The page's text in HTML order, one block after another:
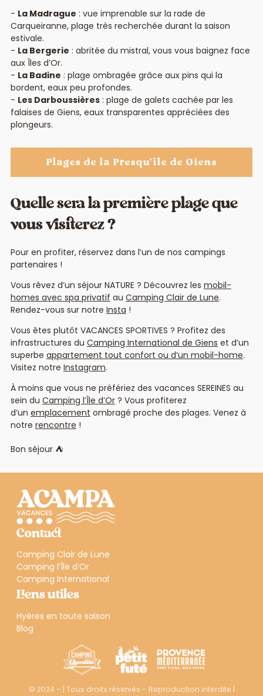
La Madrague : vue imprenable sur la rade de
Carqueiranne, plage très recherchée durant la saison
estivale.
La Bergerie : abritée du mistral, vous vous baignez face
aux Îles d’Or.
La Badine : plage ombragée grâce aux pins qui la
bordent, eaux peu profondes.
Les Darboussières: plage de galets cachée par les
falaises de Giens, eaux transparentes appréciées des
plongeurs.
Plages de la Presqu’île de Giens
Quelle sera la première plage que
vous visiterez ?
Pour en profiter, réservez dans l’un de nos campings
partenaires !
Vous rêvez d’un séjour NATURE ? Découvrez les mobil-
homes avec spa privatif au Camping Clair de Lune.
Rendez-vous sur notre Insta !
Vous êtes plutôt VACANCES SPORTIVES ? Profitez des
infrastructures du Camping International de Giens et d’un
superbe appartement tout confort ou d’un mobil-home.
Visitez notre Instagram.
À moins que vous ne préfériez des vacances SEREINES au
sein du Camping l’Île d’Or? Vous profiterez
d’un emplacement ombragé proche des plages. Venez à
notre rencontre !
Bon séjour ⛺
Contact
Camping Clair de Lune
Camping l’Île d’Or
Camping International
Liens utiles
Hyères en toute saison
Blog
© 2024 – | Tous droits réservés – Reproduction interdite |